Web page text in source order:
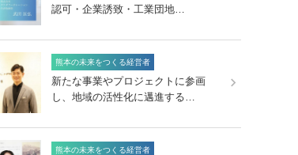
認可・企業誘致・工業団地…
熊本の未来をつくる経営者
新たな事業やプロジェクトに参画
し、地域の活性化に邁進する…
熊本の未来をつくる経営者